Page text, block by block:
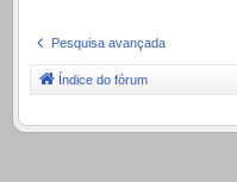
Pesquisa avançada
Índice do fórum
.